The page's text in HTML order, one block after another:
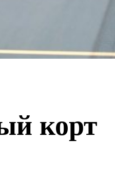
корт